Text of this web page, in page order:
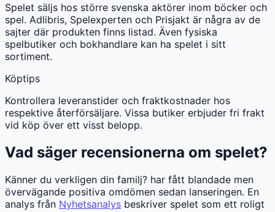
Spelet säljs hos större svenska aktörer inom böcker och
spel. Adlibris, Spelexperten och Prisjakt är några av de
sajter där produkten finns listad. Även fysiska
spelbutiker och bokhandlare kan ha spelet i sitt
sortiment.
Köptips
Kontrollera leveranstider och fraktkostnader hos
respektive återförsäljare. Vissa butiker erbjuder fri frakt
vid köp över ett visst belopp.
Vad säger recensionerna om spelet?
Känner du verkligen din familj? har fått blandade men
övervägande positiva omdömen sedan lanseringen. En
analys från Nyhetsanalys beskriver spelet som ett roligt